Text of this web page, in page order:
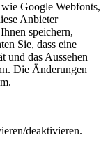
Google Webfonts,
Anbieter
speichern,
Sie, dass eine
und das Aussehen
Die Änderungen
deaktivieren.